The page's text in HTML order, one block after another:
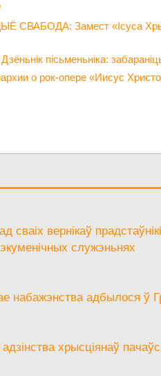
СВАБОДА: Замест «Ісуса
пісьменьніка:
о рок-опере «Иисус
сваіх вернікаў
служэньнях
набажэнства адбылося ў
хрысціянаў